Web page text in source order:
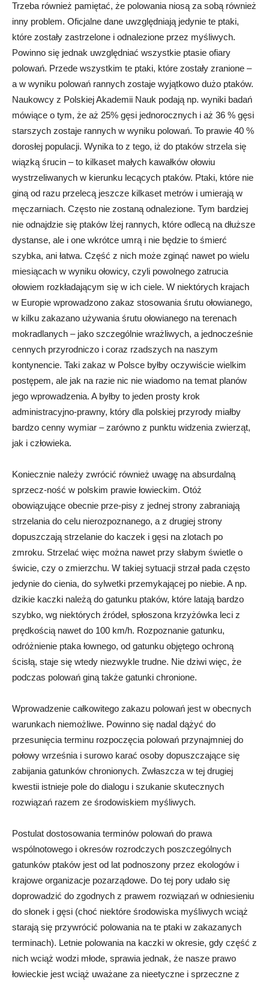
Trzeba również pamiętać, że polowania niosą za sobą również
inny problem. Oficjalne dane uwzględniają jedynie te ptaki,
które zostały zastrzelone i odnalezione przez myśliwych.
Powinno się jednak uwzględniać wszystkie ptasie ofiary
polowań. Przede wszystkim te ptaki, które zostały zranione –
a w wyniku polowań rannych zostaje wyjątkowo dużo ptaków.
Naukowcy z Polskiej Akademii Nauk podają np. wyniki badań
mówiące o tym, że aż 25% gęsi jednorocznych i aż 36 % gęsi
starszych zostaje rannych w wyniku polowań. To prawie 40 %
dorosłej populacji. Wynika to z tego, iż do ptaków strzela się
wiązką śrucin – to kilkaset małych kawałków ołowiu
wystrzeliwanych w kierunku lecących ptaków. Ptaki, które nie
giną od razu przelecą jeszcze kilkaset metrów i umierają w
męczarniach. Często nie zostaną odnalezione. Tym bardziej
nie odnajdzie się ptaków lżej rannych, które odlecą na dłuższe
dystanse, ale i one wkrótce umrą i nie będzie to śmierć
szybka, ani łatwa. Część z nich może zginąć nawet po wielu
miesiącach w wyniku ołowicy, czyli powolnego zatrucia
ołowiem rozkładającym się w ich ciele. W niektórych krajach
w Europie wprowadzono zakaz stosowania śrutu ołowianego,
w kilku zakazano używania śrutu ołowianego na terenach
mokradlanych – jako szczególnie wrażliwych, a jednocześnie
cennych przyrodniczo i coraz rzadszych na naszym
kontynencie. Taki zakaz w Polsce byłby oczywiście wielkim
postępem, ale jak na razie nic nie wiadomo na temat planów
jego wprowadzenia. A byłby to jeden prosty krok
administracyjno-prawny, który dla polskiej przyrody miałby
bardzo cenny wymiar – zarówno z punktu widzenia zwierząt,
jak i człowieka.
Koniecznie należy zwrócić również uwagę na absurdalną
sprzecz-ność w polskim prawie łowieckim. Otóż
obowiązujące obecnie prze-pisy z jednej strony zabraniają
strzelania do celu nierozpoznanego, a z drugiej strony
dopuszczają strzelanie do kaczek i gęsi na zlotach po
zmroku. Strzelać więc można nawet przy słabym świetle o
świcie, czy o zmierzchu. W takiej sytuacji strzał pada często
jedynie do cienia, do sylwetki przemykającej po niebie. A np.
dzikie kaczki należą do gatunku ptaków, które latają bardzo
szybko, wg niektórych źródeł, spłoszona krzyżówka leci z
prędkością nawet do 100 km/h. Rozpoznanie gatunku,
odróżnienie ptaka łownego, od gatunku objętego ochroną
ścisłą, staje się wtedy niezwykle trudne. Nie dziwi więc, że
podczas polowań giną także gatunki chronione.
Wprowadzenie całkowitego zakazu polowań jest w obecnych
warunkach niemożliwe. Powinno się nadal dążyć do
przesunięcia terminu rozpoczęcia polowań przynajmniej do
połowy września i surowo karać osoby dopuszczające się
zabijania gatunków chronionych. Zwłaszcza w tej drugiej
kwestii istnieje pole do dialogu i szukanie skutecznych
rozwiązań razem ze środowiskiem myśliwych.
Postulat dostosowania terminów polowań do prawa
wspólnotowego i okresów rozrodczych poszczególnych
gatunków ptaków jest od lat podnoszony przez ekologów i
krajowe organizacje pozarządowe. Do tej pory udało się
doprowadzić do zgodnych z prawem rozwiązań w odniesieniu
do słonek i gęsi (choć niektóre środowiska myśliwych wciąż
starają się przywrócić polowania na te ptaki w zakazanych
terminach). Letnie polowania na kaczki w okresie, gdy część z
nich wciąż wodzi młode, sprawia jednak, że nasze prawo
łowieckie jest wciąż uważane za nieetyczne i sprzeczne z